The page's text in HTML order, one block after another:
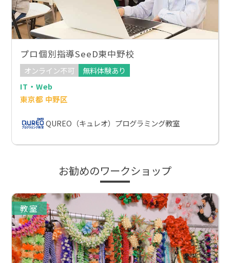
プロ個別指導SeeD東中野校
オンライン不可
無料体験あり
IT・Web
東京都 中野区
QUREO（キュレオ）プログラミング教室
お勧めのワークショップ
教室